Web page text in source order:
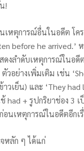
!
หตุการณ์อื่นในอดีต โค
before he arrived.’
ดงลำดับเหตุการณ์ในอ
อย่างเพิ่มเติม เช่น
วเย็น) และ ‘They
had + รูปกริยาช่อง 3
นเหตุการณ์ในอดีตอีกเ
หลัก ๆ ได้แก่